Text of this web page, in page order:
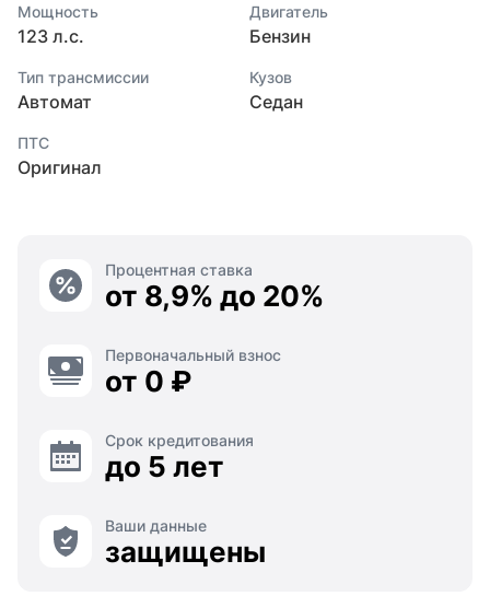
Мощность
123 л.с.
Двигатель
Бензин
Тип трансмиссии
Автомат
Кузов
Седан
ПТС
Оригинал
Процентная ставка
от 8,9% до 20%
Первоначальный взнос
от 0 ₽
Срок кредитования
до 5 лет
Ваши данные
защищены